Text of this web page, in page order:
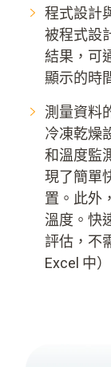
程式設計
被程式設
結果，可
顯示的時
測量資料
冷凍乾燥
和溫度監
現了簡單
置。此外
溫度。快
評估，不
Excel 中）